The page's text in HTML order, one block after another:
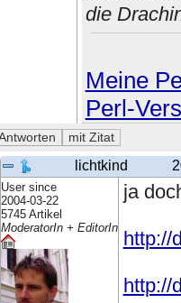
die
Meine
Perl-
lichtkind
User since
2004-03-22
5745 Artikel
ModeratorIn + EditorIn
ja
http://
http://